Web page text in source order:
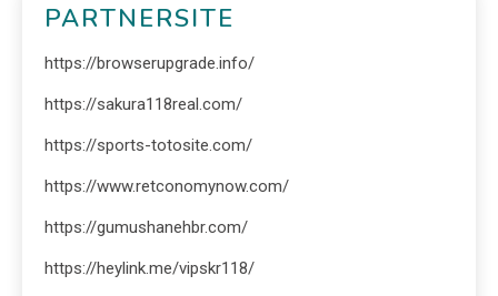
PARTNERSITE
https://browserupgrade.info/
https://sakura118real.com/
https://sports-totosite.com/
https://www.retconomynow.com/
https://gumushanehbr.com/
https://heylink.me/vipskr118/